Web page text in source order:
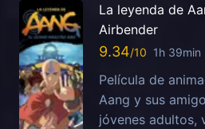
La leyenda de
Airbender
9.34 1h 39min
Película de
Aang y sus
jóvenes adultos,